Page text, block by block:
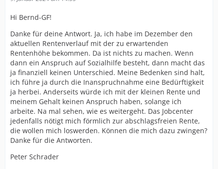
Hi Bernd-GF!
Danke für deine Antwort. Ja, ich habe im Dezember den
aktuellen Rentenverlauf mit der zu erwartenden
Rentenhöhe bekommen. Da ist nichts zu machen. Wenn
dann ein Anspruch auf Sozialhilfe besteht, dann macht das
ja finanziell keinen Unterschied. Meine Bedenken sind halt,
ich führe ja durch die Inanspruchnahme eine Bedürftigkeit
ja herbei. Anderseits würde ich mit der kleinen Rente und
meinem Gehalt keinen Anspruch haben, solange ich
arbeite. Na mal sehen, wie es weitergeht. Das Jobcenter
jedenfalls nötigt mich förmlich zur abschlagsfreien Rente,
die wollen mich loswerden. Können die mich dazu zwingen?
Danke für die Antworten.
Peter Schrader